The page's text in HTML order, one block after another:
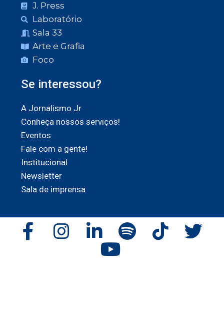
J. Press
Laboratório
Sala 33
Arte e Grafia
Foco
Se interessou?
A Jornalismo Jr
Conheça nossos serviços!
Eventos
Fale com a gente!
Institucional
Newsletter
Sala de imprensa